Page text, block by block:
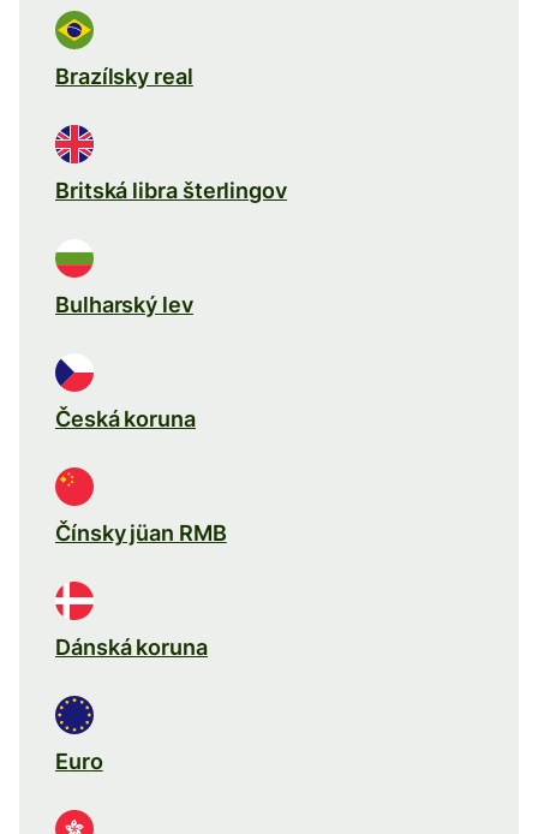
Brazílsky real
Britská libra šterlingov
Bulharský lev
Česká koruna
Čínsky jüan RMB
Dánská koruna
Euro